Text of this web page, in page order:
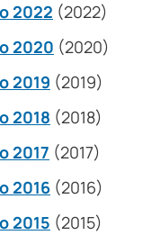
2022 (2022)
2020 (2020)
2019 (2019)
2018 (2018)
2017 (2017)
2016 (2016)
2015 (2015)